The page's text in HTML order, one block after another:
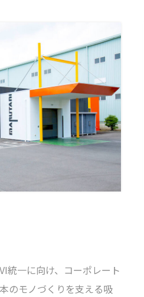
ているソイプロテイン製
り組みなど、国内外を問
報発信を心がけました。
統一に向け、コーポレート
のモノづくりを支える吸